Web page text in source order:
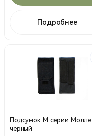
Подробнее
Подсумок М серии Молле
черный